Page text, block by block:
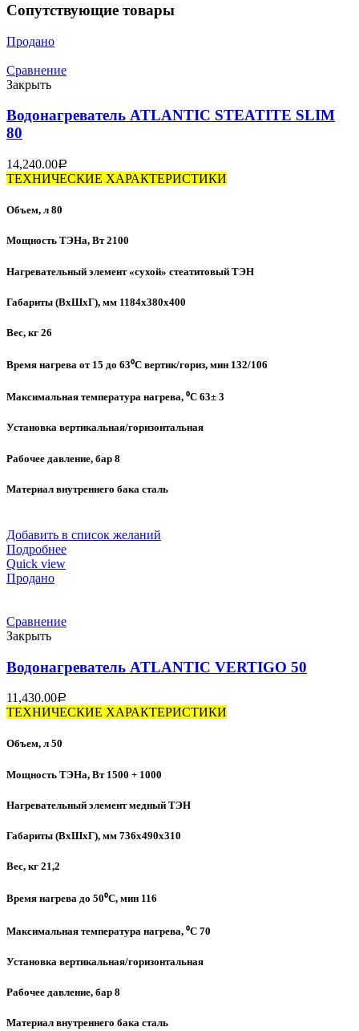
Сопутствующие товары
Продано
Сравнение
Закрыть
Водонагреватель ATLANTIC STEATITE SLIM
80
14,240.00Р
ТЕХНИЧЕСКИЕ ХАРАКТЕРИСТИКИ
Объем, л 80
Мощность ТЭНа, Вт 2100
Нагревательный элемент «сухой» стеатитовый ТЭН
Габариты (ВхШхГ), мм 1184х380х400
Вес, кг 26
Время нагрева от 15 до 63⁰C вертик/гориз, мин 132/106
Максимальная температура нагрева, ⁰C 63± 3
Установка вертикальная/горизонтальная
Рабочее давление, бар 8
Материал внутреннего бака сталь
Добавить в список желаний
Подробнее
Quick view
Продано
Сравнение
Закрыть
Водонагреватель ATLANTIC VERTIGO 50
11,430.00Р
ТЕХНИЧЕСКИЕ ХАРАКТЕРИСТИКИ
Объем, л 50
Мощность ТЭНа, Вт 1500 + 1000
Нагревательный элемент медный ТЭН
Габариты (ВхШхГ), мм 736х490х310
Вес, кг 21,2
Время нагрева до 50⁰C, мин 116
Максимальная температура нагрева, ⁰C 70
Установка вертикальная/горизонтальная
Рабочее давление, бар 8
Материал внутреннего бака сталь